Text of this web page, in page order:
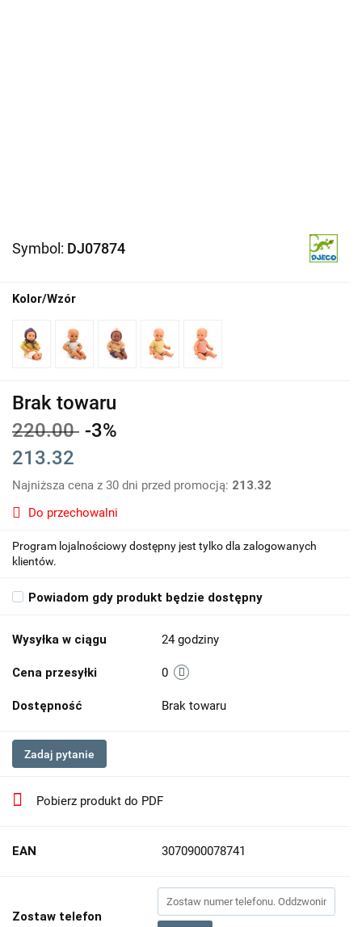
Symbol: DJ07874
Kolor/Wzór
Brak towaru
220.00 -3%
213.32
Najniższa cena z 30 dni przed promocją: 213.32
Do przechowalni
Program lojalnościowy dostępny jest tylko dla zalogowanych
klientów.
Powiadom gdy produkt będzie dostępny
Wysyłka w ciągu 24 godziny
Cena przesyłki 0
Dostępność Brak towaru
Zadaj pytanie
Pobierz produkt do PDF
EAN 3070900078741
Zostaw telefon